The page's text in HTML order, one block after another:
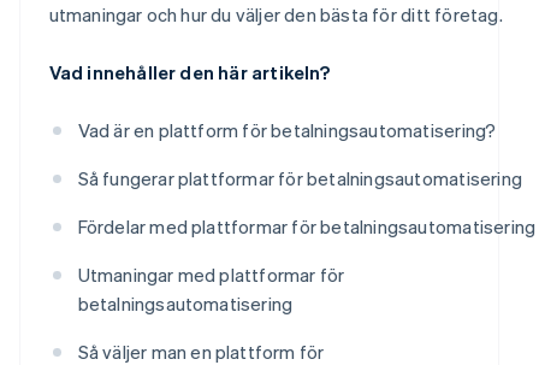
utmaningar och hur du väljer den bästa för ditt företag.
Vad innehåller den här artikeln?
Vad är en plattform för betalningsautomatisering?
Så fungerar plattformar för betalningsautomatisering
Fördelar med plattformar för betalningsautomatisering
Utmaningar med plattformar för
betalningsautomatisering
Så väljer man en plattform för